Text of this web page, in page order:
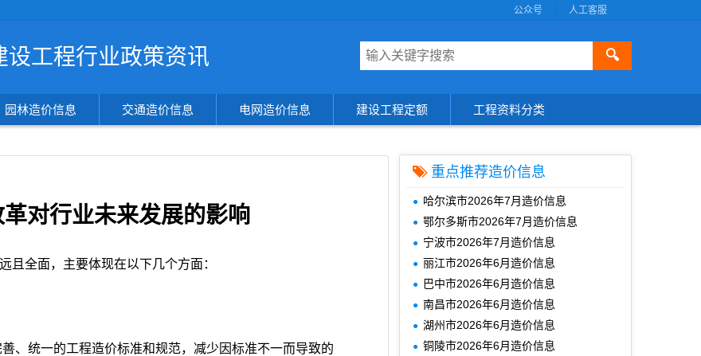
人工客服
公众号
设工程行业政策资讯 🔍
信
息
园林造价信息 交通造价信息 电网造价信息 建设工程定额 工程资料分类
对行业未来发展的影响
且全面，主要体现在以下几个方面：
、统一的工程造价标准和规范，减少因标准不一而导致的
重点推荐造价信息
哈尔滨市2026年7月造价信息
鄂尔多斯市2026年7月造价信息
宁波市2026年7月造价信息
丽江市2026年6月造价信息
巴中市2026年6月造价信息
南昌市2026年6月造价信息
湖州市2026年6月造价信息
铜陵市2026年6月造价信息